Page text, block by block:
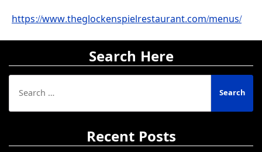
https://www.theglockenspielrestaurant.com/menus/
Search Here
Search
for:
Recent Posts